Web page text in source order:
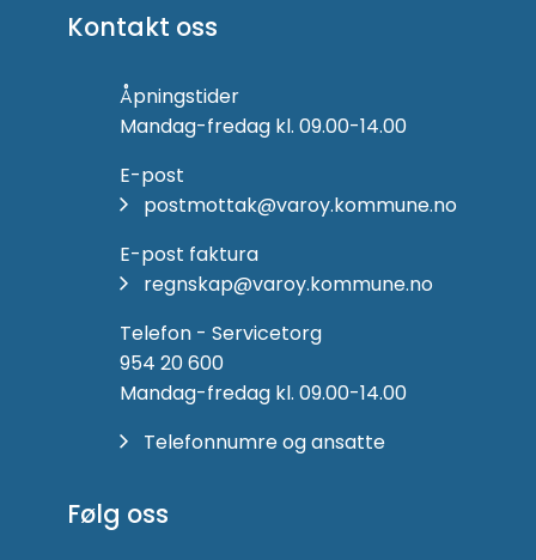
Kontakt oss
Åpningstider
Mandag-fredag kl. 09.00-14.00
E-post
postmottak@varoy.kommune.no
E-post faktura
regnskap@varoy.kommune.no
Telefon - Servicetorg
954 20 600
Mandag-fredag kl. 09.00-14.00
Telefonnumre og ansatte
Følg oss